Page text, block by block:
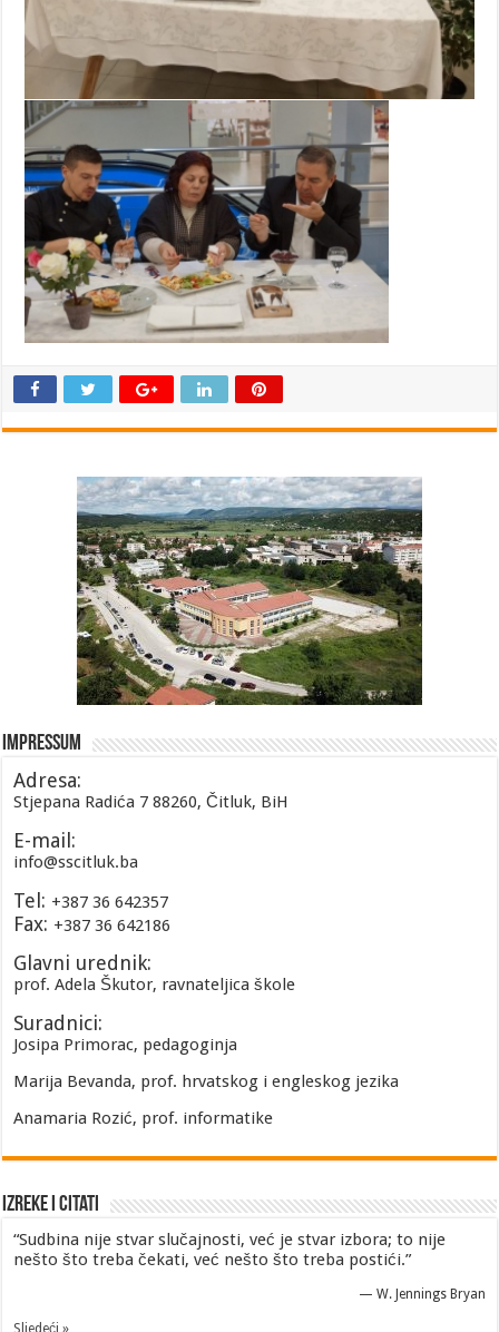
Impressum
Adresa:
Stjepana Radića 7 88260, Čitluk, BiH
E-mail:
info@sscitluk.ba
Tel: +387 36 642357
Fax: +387 36 642186
Glavni urednik:
prof. Adela Škutor, ravnateljica škole
Suradnici:
Josipa Primorac, pedagoginja
Marija Bevanda, prof. hrvatskog i engleskog jezika
Anamaria Rozić, prof. informatike
Izreke i Citati
“Sudbina nije stvar slučajnosti, već je stvar izbora; to nije
nešto što treba čekati, već nešto što treba postići.”
— W. Jennings Bryan
Sljedeći »